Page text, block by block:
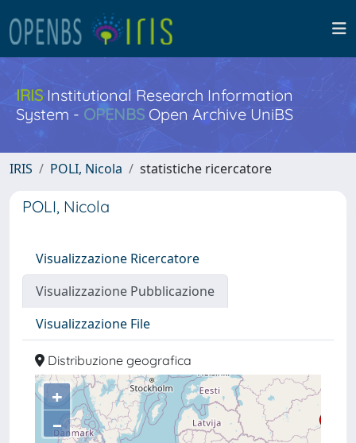
IRISInstitutional Research Information
System - OPENBS Open Archive UniBS
IRIS POLI, Nicola statistiche ricercatore
POLI, Nicola
Visualizzazione Ricercatore
Visualizzazione Pubblicazione
Visualizzazione File
Distribuzione geografica
+
–